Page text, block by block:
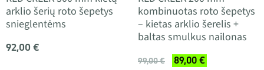
arklio šerių roto šepetys
snieglentėms
92,00 €
kombinuotas roto šepetys
– kietas arklio šerelis +
baltas smulkus nailonas
99,00 € 89,00 €